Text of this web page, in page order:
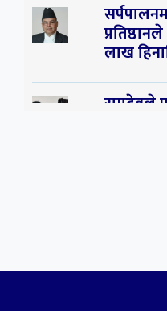
लाख
रामदेवले